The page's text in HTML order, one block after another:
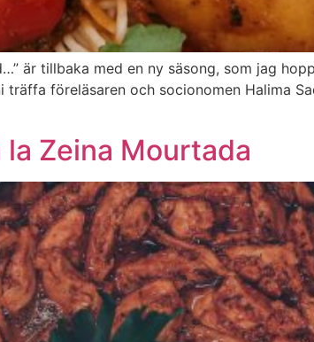
är tillbaka med en ny säsong, som jag
föreläsaren och socionomen Halima
Zeina Mourtada